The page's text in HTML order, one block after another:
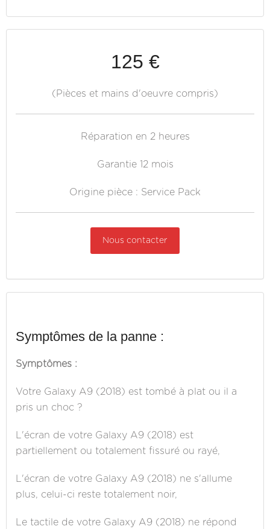
125 €
(Pièces et mains d'oeuvre compris)
Réparation en 2 heures
Garantie 12 mois
Origine pièce : Service Pack
Nous contacter
Symptômes de la panne :
Symptômes :
Votre Galaxy A9 (2018) est tombé à plat ou il a
pris un choc ?
L'écran de votre Galaxy A9 (2018) est
partiellement ou totalement fissuré ou rayé,
L'écran de votre Galaxy A9 (2018) ne s'allume
plus, celui-ci reste totalement noir,
Le tactile de votre Galaxy A9 (2018) ne répond